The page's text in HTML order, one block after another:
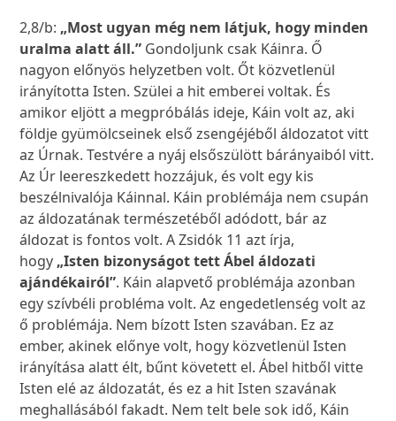
2,8/b: „Most ugyan még nem látjuk, hogy minden
uralma alatt áll.” Gondoljunk csak Káinra. Ő
nagyon előnyös helyzetben volt. Őt közvetlenül
irányította Isten. Szülei a hit emberei voltak. És
amikor eljött a megpróbálás ideje, Káin volt az, aki
földje gyümölcseinek első zsengéjéből áldozatot vitt
az Úrnak. Testvére a nyáj elsőszülött bárányaiból vitt.
Az Úr leereszkedett hozzájuk, és volt egy kis
beszélnivalója Káinnal. Káin problémája nem csupán
az áldozatának természetéből adódott, bár az
áldozat is fontos volt. A Zsidók 11 azt írja,
hogy „Isten bizonyságot tett Ábel áldozati
ajándékairól”. Káin alapvető problémája azonban
egy szívbéli probléma volt. Az engedetlenség volt az
ő problémája. Nem bízott Isten szavában. Ez az
ember, akinek előnye volt, hogy közvetlenül Isten
irányítása alatt élt, bűnt követett el. Ábel hitből vitte
Isten elé az áldozatát, és ez a hit Isten szavának
meghallásából fakadt. Nem telt bele sok idő, Káin